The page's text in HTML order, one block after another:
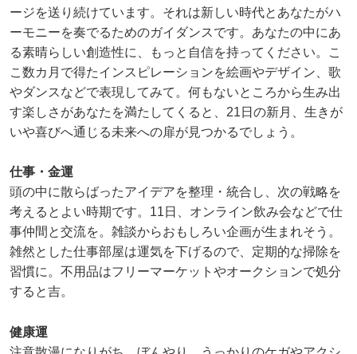
ージを送り続けています。それは新しい時代とあなたがハ
ーモニーを奏でるためのガイダンスです。あなたの中にあ
る素晴らしい創造性に、もっと自信を持ってください。こ
こ数カ月で得たインスピレーションを絵画やデザイン、歌
やダンスなどで表現してみて。何もないところから生み出
す楽しさがあなたを満たしてくると、21日の新月、生きが
いや喜びへ通じる未来への扉が見つかるでしょう。
仕事・金運
頭の中に散らばったアイデアを整理・統合し、次の戦略を
考えるとよい時期です。11日、オンライン飲み会などで仕
事仲間と交流を。雑談からおもしろい企画が生まれそう。
雑然とした仕事部屋は運気を下げるので、定期的な掃除を
習慣に。不用品はフリーマーケットやオークションで処分
すると吉。
健康運